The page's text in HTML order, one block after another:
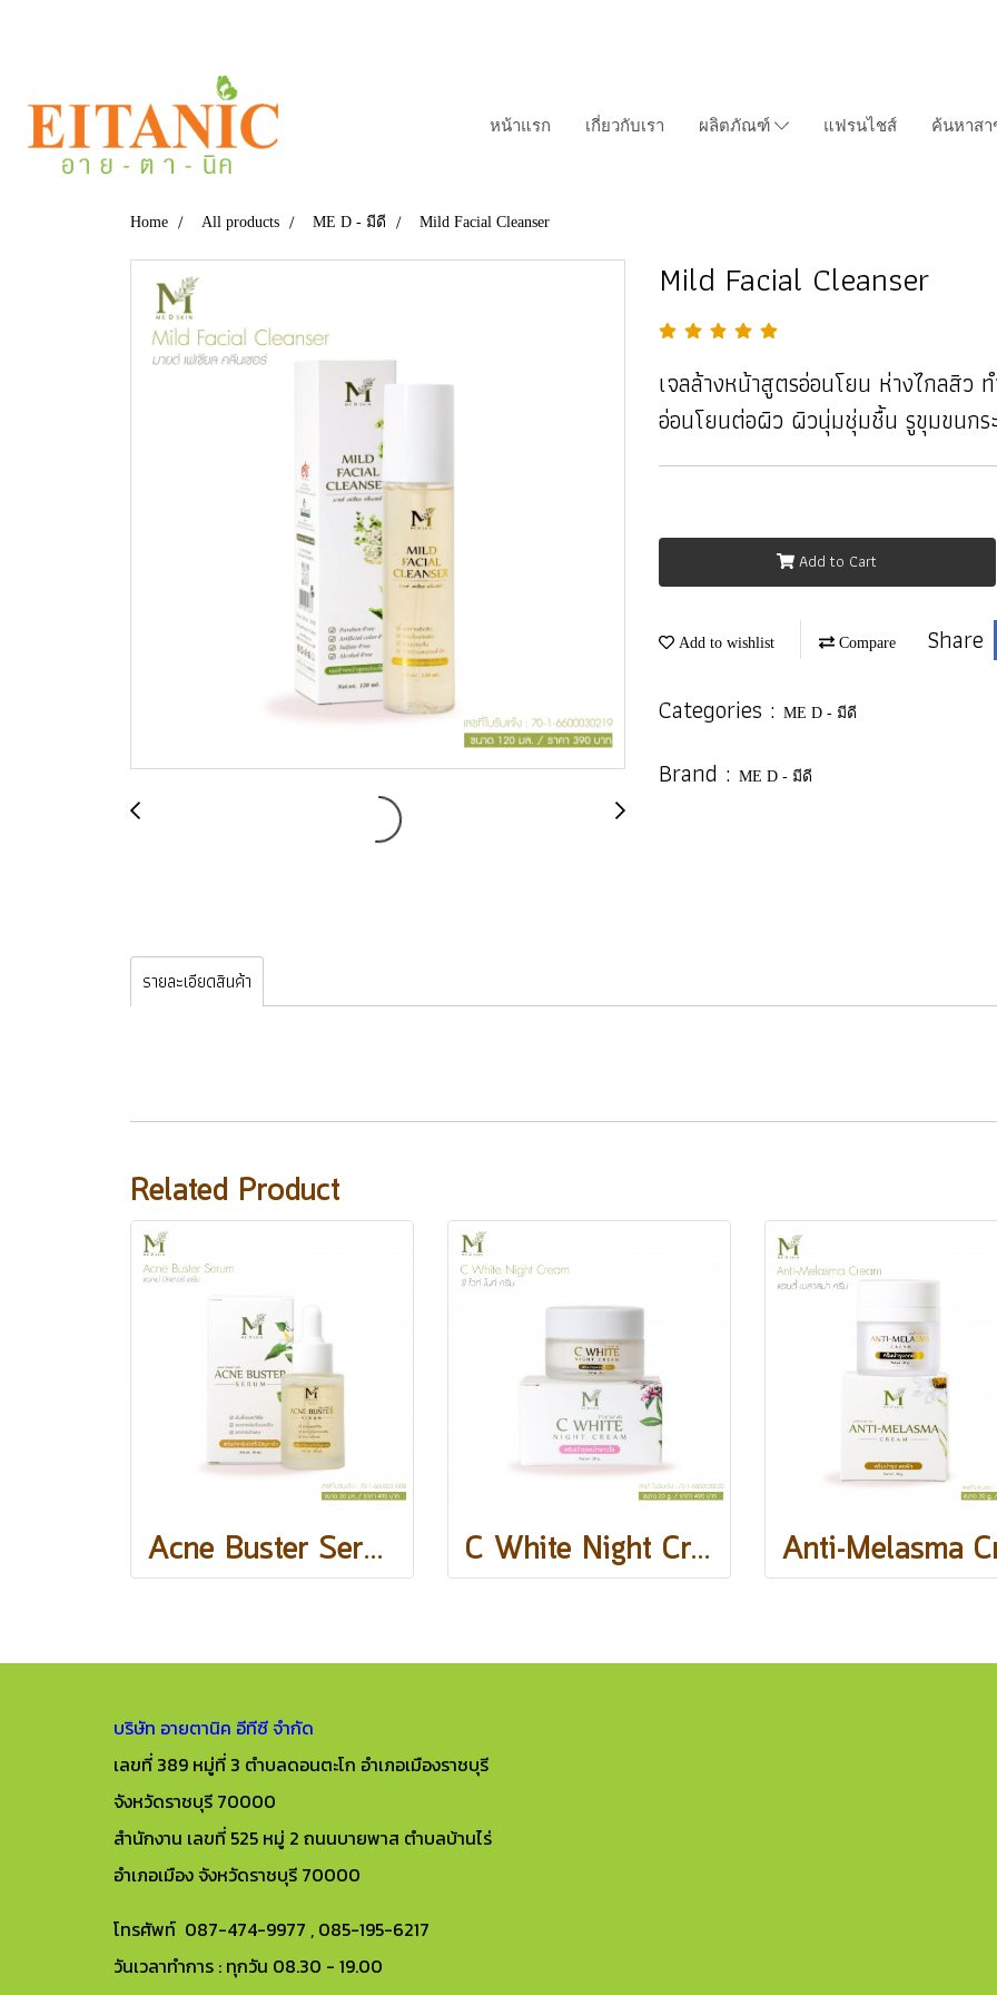
หน้าแรก เกี่ยวกับเรา ผลิตภัณฑ์ แฟรนไชส์ ค้นหาส
Home All products ME D - มีดี Mild Facial Cleanser
Mild Facial Cleanser
เจลล้างหน้าสูตรอ่อนโยน ห่างไกลสิว
อ่อนโยนต่อผิว ผิวนุ่มชุ่มชื้น รูขุมขนก
Add to Cart
Add to wishlist Compare
Share
Categories : ME D - มีดี
Brand : ME D - มีดี
รายละเอียดสินค้า
Related Product
Acne Buster Serum C White Night Cream
บริษัท อายตานิค อีทีซี จำกัด
เลขที่ 389 หมู่ที่ 3 ตำบลดอนตะโก อำเภอเมืองราชบุรี
จังหวัดราชบุรี 70000
สำนักงาน เลขที่ 525 หมู่ 2 ถนนบายพาส ตำบลบ้านไร่
อำเภอเมือง จังหวัดราชบุรี 70000
โทรศัพท์ 087-474-9977 , 085-195-6217
วันเวลาทำการ : ทุกวัน 08.30 - 19.00